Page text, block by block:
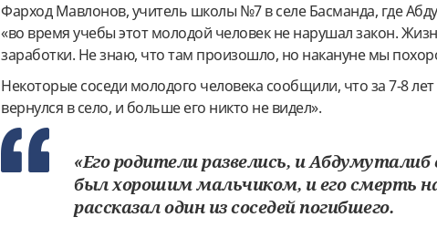
Фарход Мавлонов, учитель школы №7 в селе Басманда, где
«во время учебы этот молодой человек не нарушал закон.
заработки. Не знаю, что там произошло, но накануне мы
Некоторые соседи молодого человека сообщили, что за 7-8
вернулся в село, и больше его никто не видел».
«Его родители развелись, и
был хорошим мальчиком, и его смерть
рассказал один из соседей погибшего.